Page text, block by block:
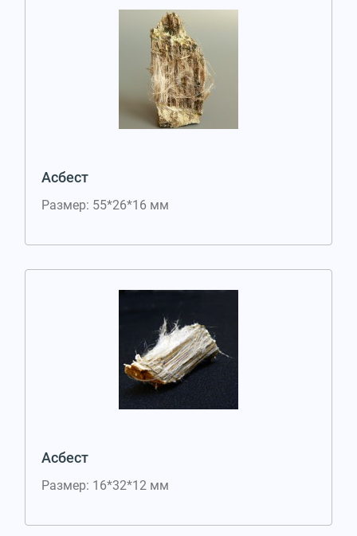
Асбест
Размер: 55*26*16 мм
Асбест
Размер: 16*32*12 мм